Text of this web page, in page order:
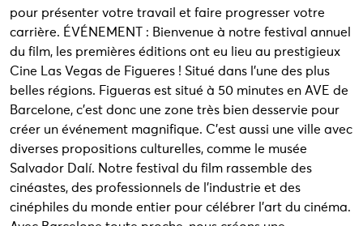
pour présenter votre travail et faire progresser votre
carrière. ÉVÉNEMENT : Bienvenue à notre festival annuel
du film, les premières éditions ont eu lieu au prestigieux
Cine Las Vegas de Figueres ! Situé dans l'une des plus
belles régions. Figueras est situé à 50 minutes en AVE de
Barcelone, c'est donc une zone très bien desservie pour
créer un événement magnifique. C'est aussi une ville avec
diverses propositions culturelles, comme le musée
Salvador Dalí. Notre festival du film rassemble des
cinéastes, des professionnels de l'industrie et des
cinéphiles du monde entier pour célébrer l'art du cinéma.